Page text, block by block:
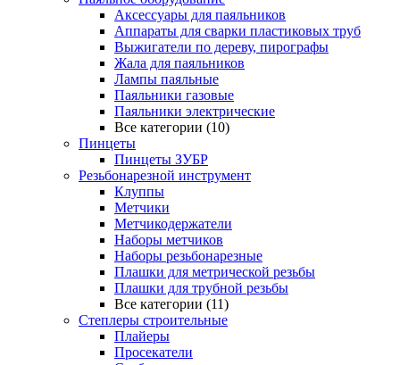
Аксессуары для паяльников
Аппараты для сварки пластиковых труб
Выжигатели по дереву, пирографы
Жала для паяльников
Лампы паяльные
Паяльники газовые
Паяльники электрические
Все категории (10)
Пинцеты
Пинцеты ЗУБР
Резьбонарезной инструмент
Клуппы
Метчики
Метчикодержатели
Наборы метчиков
Наборы резьбонарезные
Плашки для метрической резьбы
Плашки для трубной резьбы
Все категории (11)
Степлеры строительные
Плайеры
Просекатели